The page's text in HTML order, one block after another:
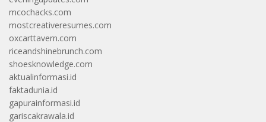
mcochacks.com
mostcreativeresumes.com
oxcarttavern.com
riceandshinebrunch.com
shoesknowledge.com
aktualinformasi.id
faktadunia.id
gapurainformasi.id
gariscakrawala.id